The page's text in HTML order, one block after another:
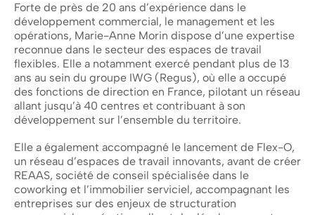
Forte de près de 20 ans d’expérience dans le
développement commercial, le management et les
opérations, Marie-Anne Morin dispose d’une expertise
reconnue dans le secteur des espaces de travail
flexibles. Elle a notamment exercé pendant plus de 13
ans au sein du groupe IWG (Regus), où elle a occupé
des fonctions de direction en France, pilotant un réseau
allant jusqu’à 40 centres et contribuant à son
développement sur l’ensemble du territoire.
Elle a également accompagné le lancement de Flex-O,
un réseau d’espaces de travail innovants, avant de créer
REAAS, société de conseil spécialisée dans le
coworking et l’immobilier serviciel, accompagnant les
entreprises sur des enjeux de structuration